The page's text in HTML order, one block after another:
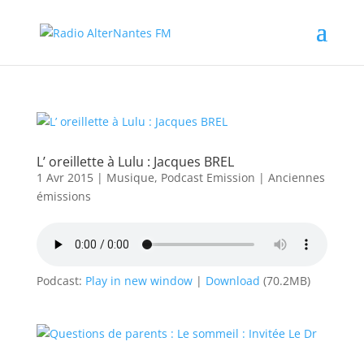
L’ oreillette à Lulu : Jacques BREL
1 Avr 2015| Musique, Podcast Emission | Anciennes
émissions
Podcast: Play in new window| Download (70.2MB)